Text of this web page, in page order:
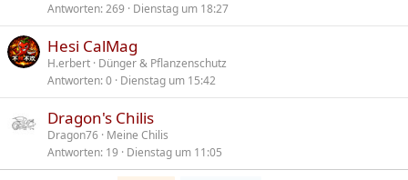
Antworten 269 Dienstag um 18:27
Hesi CalMag
H.erbert Dünger & Pflanzenschutz
Antworten 0 Dienstag um 15:42
Dragon's Chilis
Dragon76 Meine Chilis
Antworten 19 Dienstag um 11:05